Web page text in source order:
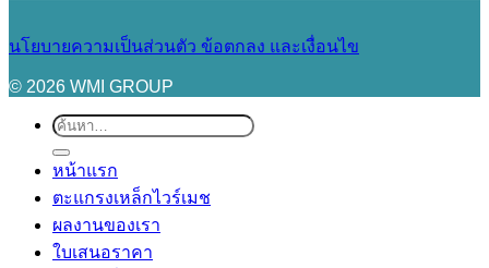
นโยบายความเป็นส่วนตัว ข้อตกลง และเงื่อนไข
© 2026 WMI GROUP
ค้นหา:
หน้าแรก
ตะแกรงเหล็กไวร์เมช
ผลงานของเรา
ใบเสนอราคา